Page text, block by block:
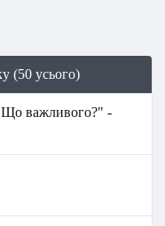
(50 усього)
Що важливого?" -